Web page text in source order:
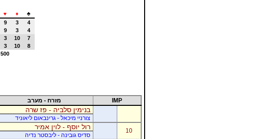
♥ ♦
♣
9 3
4
9 3
4
3 10
7
3 10
8
IMP מזרח - מערב
בנימין סלביה - פז שרה
צורניי מיכאל - גרינבאום ליאוניד
10
רול יוסף - לוין אמיר
סדיס גובינה - ליבסטר נדיה